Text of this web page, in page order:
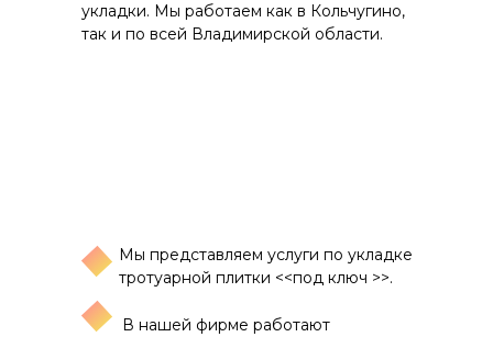
Мы представляем услуги по укладке
тротуарной плитки <<под ключ >>.
В нашей фирме работают
укладки. Мы работаем как в Кольчугино,
так и по всей Владимирской области.